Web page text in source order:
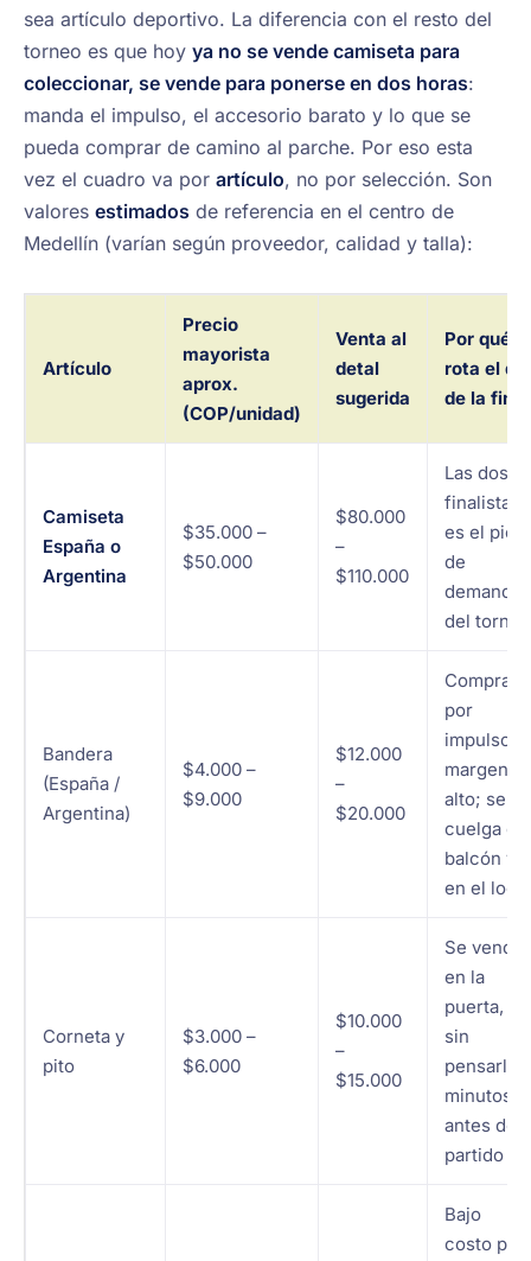
sea artículo deportivo. La diferencia con el resto del
torneo es que hoy ya no se vende camiseta para
coleccionar, se vende para ponerse en dos horas:
manda el impulso, el accesorio barato y lo que se
pueda comprar de camino al parche. Por eso esta
vez el cuadro va por artículo, no por selección. Son
valores estimados de referencia en el centro de
Medellín (varían según proveedor, calidad y talla):
Artículo
Precio
mayorista
aprox.
(COP/unidad)
Venta al
detal
sugerida
Por qué
rota el día
de la final
Camiseta
España o
Argentina
$35.000 –
$50.000
$80.000
–
$110.000
Las dos
finalistas:
es el pico
de
demanda
del torneo
Bandera
(España /
Argentina)
$4.000 –
$9.000
$12.000
–
$20.000
Compra
por
impulso y
margen
alto; se
cuelga en
balcón y
en el local
Corneta y
pito
$3.000 –
$6.000
$10.000
–
$15.000
Se vende
en la
puerta,
sin
pensarlo,
minutos
antes del
partido
Bajo
costo por